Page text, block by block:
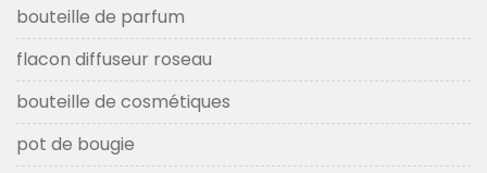
bouteille de parfum
flacon diffuseur roseau
bouteille de cosmétiques
pot de bougie